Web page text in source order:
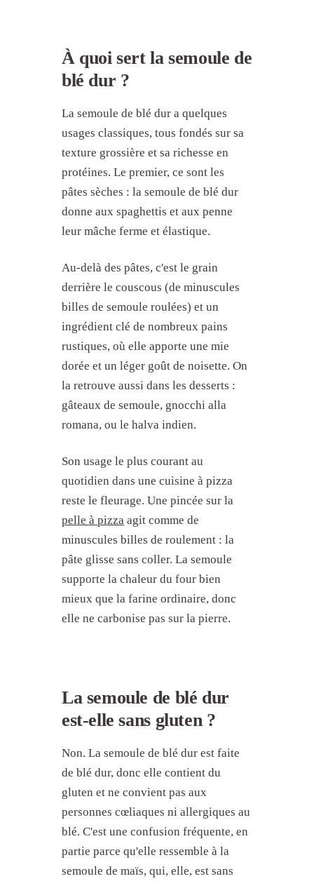
À quoi sert la semoule de
blé dur ?
La semoule de blé dur a quelques
usages classiques, tous fondés sur sa
texture grossière et sa richesse en
protéines. Le premier, ce sont les
pâtes sèches : la semoule de blé dur
donne aux spaghettis et aux penne
leur mâche ferme et élastique.
Au-delà des pâtes, c'est le grain
derrière le couscous (de minuscules
billes de semoule roulées) et un
ingrédient clé de nombreux pains
rustiques, où elle apporte une mie
dorée et un léger goût de noisette. On
la retrouve aussi dans les desserts :
gâteaux de semoule, gnocchi alla
romana, ou le halva indien.
Son usage le plus courant au
quotidien dans une cuisine à pizza
reste le fleurage. Une pincée sur la
pelle à pizza agit comme de
minuscules billes de roulement : la
pâte glisse sans coller. La semoule
supporte la chaleur du four bien
mieux que la farine ordinaire, donc
elle ne carbonise pas sur la pierre.
La semoule de blé dur
est-elle sans gluten ?
Non. La semoule de blé dur est faite
de blé dur, donc elle contient du
gluten et ne convient pas aux
personnes cœliaques ni allergiques au
blé. C'est une confusion fréquente, en
partie parce qu'elle ressemble à la
semoule de maïs, qui, elle, est sans